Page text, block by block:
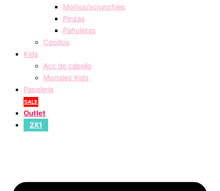
Moños/scrunchies
Pinzas
Pañoletas
Cepillos
Kids
Acc de cabello
Morrales Kids
Papelería
SALE
Outlet
2X1